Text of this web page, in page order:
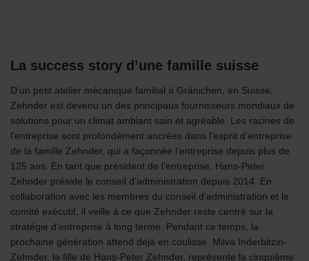
La success story d’une famille suisse
D’un petit atelier mécanique familial à Gränichen, en Suisse,
Zehnder est devenu un des principaux fournisseurs mondiaux de
solutions pour un climat ambiant sain et agréable. Les racines de
l’entreprise sont profondément ancrées dans l’esprit d’entreprise
de la famille Zehnder, qui a façonnée l’entreprise depuis plus de
125 ans. En tant que président de l’entreprise, Hans-Peter
Zehnder préside le conseil d’administration depuis 2014. En
collaboration avec les membres du conseil d’administration et le
comité exécutif, il veille à ce que Zehnder reste centré sur la
stratégie d’entreprise à long terme. Pendant ce temps, la
prochaine génération attend déjà en coulisse. Milva Inderbitzin-
Zehnder, la fille de Hans-Peter Zehnder, représente la cinquième